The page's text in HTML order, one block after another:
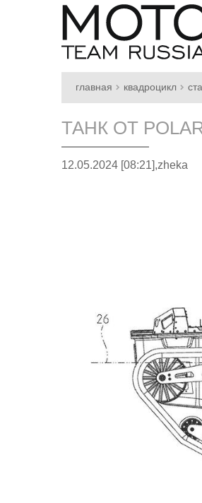
главная квадроцикл
ТАНК ОТ
12.05.2024 [08:21],zheka